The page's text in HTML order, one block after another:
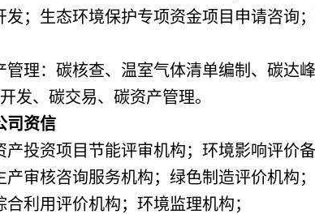
发；生态环境保护专项资金项目申请咨询
管理：碳核查、温室气体清单编制、碳达
发、碳交易、碳资产管理。
司资信
产投资项目节能评审机构；环境影响评价备
产审核咨询服务机构；绿色制造评价机构；
合利用评价机构；环境监理机构；